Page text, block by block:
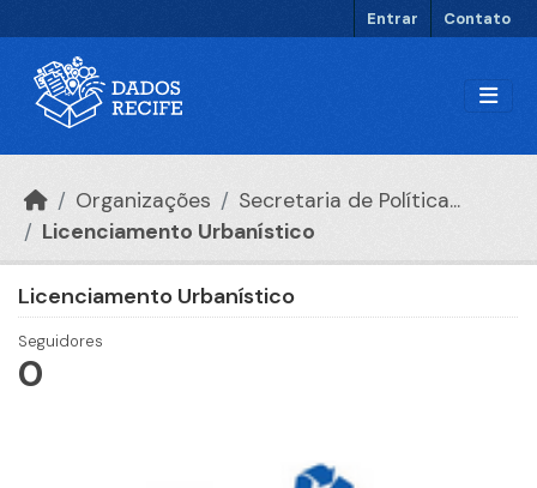
Entrar Contato
Organizações
Secretaria de Política...
Licenciamento Urbanístico
Licenciamento Urbanístico
Seguidores
0